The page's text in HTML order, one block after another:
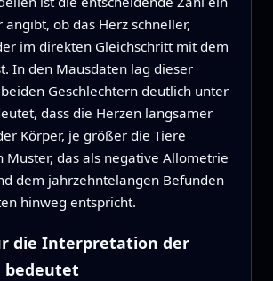
angibt, ob das Herz schneller,
im direkten Gleichschritt mit dem
In den Mausdaten lag dieser
Geschlechtern deutlich unter
dass die Herzen langsamer
Körper, je größer die Tiere
das als negative Allometrie
dem jahrzehntelangen Befunden
hinweg entspricht.
die Interpretation der
bedeutet